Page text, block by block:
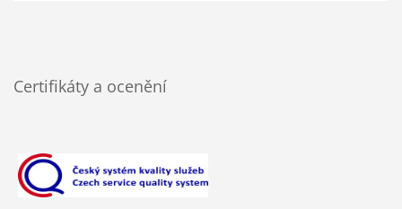
Certifikáty a ocenění